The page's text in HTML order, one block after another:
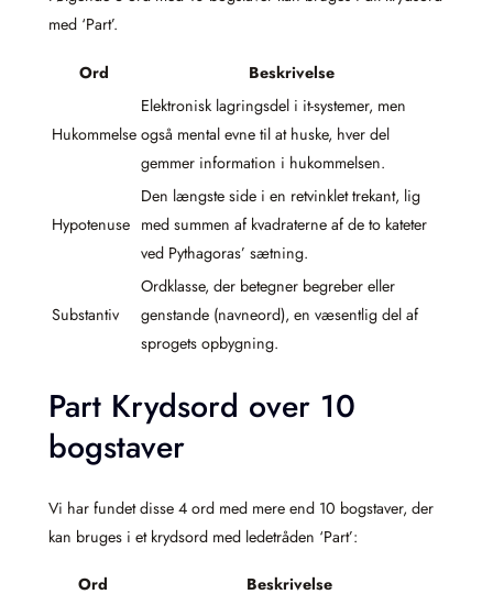
med ‘Part’.
Ord Beskrivelse
Hukommelse
Elektronisk lagringsdel i it-systemer, men
også mental evne til at huske, hver del
gemmer information i hukommelsen.
Hypotenuse
Den længste side i en retvinklet trekant, lig
med summen af kvadraterne af de to kateter
ved Pythagoras’ sætning.
Substantiv
Ordklasse, der betegner begreber eller
genstande (navneord), en væsentlig del af
sprogets opbygning.
Part Krydsord over 10
bogstaver
Vi har fundet disse 4 ord med mere end 10 bogstaver, der
kan bruges i et krydsord med ledetråden ‘Part’:
Ord Beskrivelse